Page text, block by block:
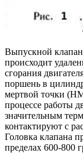
Выпускной
происходит
сгорания
поршень в
мертвой точки
процессе работы
значительным
контактируют с
Головка клапана
пределах 600-800